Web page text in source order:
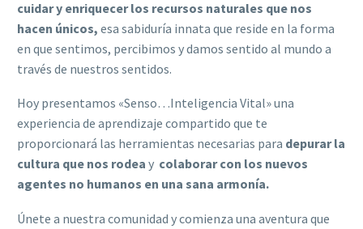
cuidar y enriquecer los recursos naturales que nos
hacen únicos, esa sabiduría innata que reside en la forma
en que sentimos, percibimos y damos sentido al mundo a
través de nuestros sentidos.
Hoy presentamos «Senso…Inteligencia Vital» una
experiencia de aprendizaje compartido que te
proporcionará las herramientas necesarias para depurar la
cultura que nos rodea y colaborar con los nuevos
agentes no humanos en una sana armonía.
Únete a nuestra comunidad y comienza una aventura que